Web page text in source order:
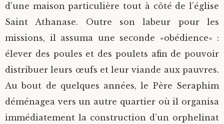
d’une maison particulière tout à côté de l’église
Saint Athanase. Outre son labeur pour les
missions, il assuma une seconde «obédience» :
élever des poules et des poulets afin de pouvoir
distribuer leurs œufs et leur viande aux pauvres.
Au bout de quelques années, le Père Seraphim
déménagea vers un autre quartier où il organisa
immédiatement la construction d’un orphelinat